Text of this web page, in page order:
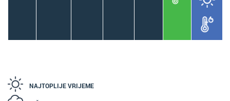
NAJTOPLIJE VRIJEME